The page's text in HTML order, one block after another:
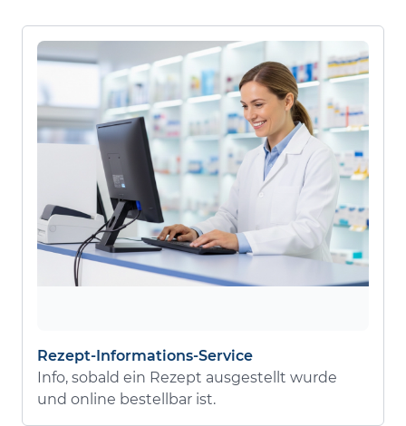
Rezept-Informations-Service
Info, sobald ein Rezept ausgestellt wurde
und online bestellbar ist.